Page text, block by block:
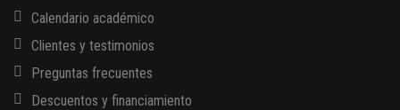
Calendario académico
Clientes y testimonios
Preguntas frecuentes
Descuentos y financiamiento